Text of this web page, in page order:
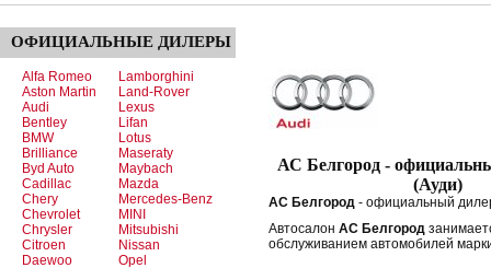
ОФИЦИАЛЬНЫЕ ДИЛЕРЫ
Alfa Romeo
Aston Martin
Audi
Bentley
BMW
Brilliance
Byd Auto
Cadillac
Chery
Chevrolet
Chrysler
Citroen
Daewoo
Lamborghini
Land-Rover
Lexus
Lifan
Lotus
Maseraty
Maybach
Mazda
Mercedes-Benz
MINI
Mitsubishi
Nissan
Opel
АС Белгород -
(Ауди)
АС Белгород - официальный
Автосалон АС Белгород
обслуживанием автомобилей